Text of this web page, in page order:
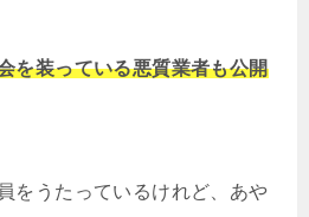
を装っている悪質業者も公開
をうたっているけれど、あや